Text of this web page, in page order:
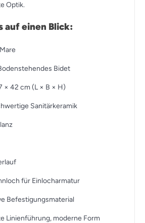
Optik.
auf einen Blick:
Bidet
× 42 cm (L × B × H)
Sanitärkeramik
für Einlocharmatur
Befestigungsmaterial
Linienführung, moderne Form